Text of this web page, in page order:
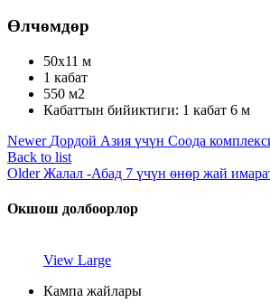
Өлчөмдөр
50х11 м
1 кабат
550 м2
Кабаттын бийиктиги: 1 кабат 6 м
Newer Дордой Азия үчүн Соода
Back to list
Older Жалал -Абад 7 үчүн ѳнѳр жай
Окшош долбоорлор
View Large
Кампа жайлары